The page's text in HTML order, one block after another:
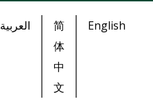
العربية
简
体
中
文
English